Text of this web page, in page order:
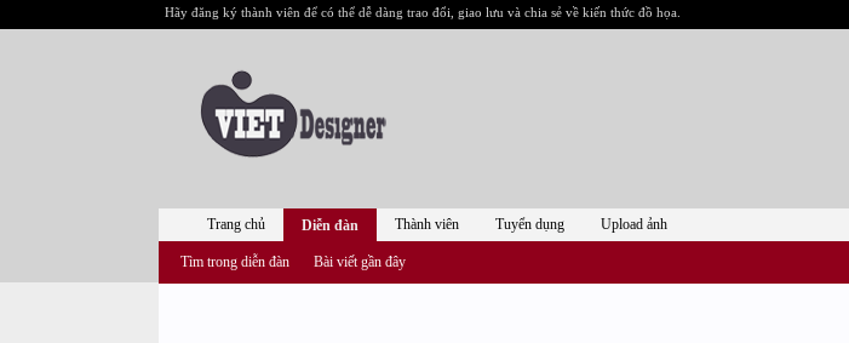
Hãy đăng ký thành viên để có thể dễ dàng trao đổi, giao lưu và chia sẻ về kiến thức đồ họa.
Trang chủ Diễn đàn
Tìm trong diễn đàn Bài viết gần đây
Thành viên Tuyển dụng Upload ảnh